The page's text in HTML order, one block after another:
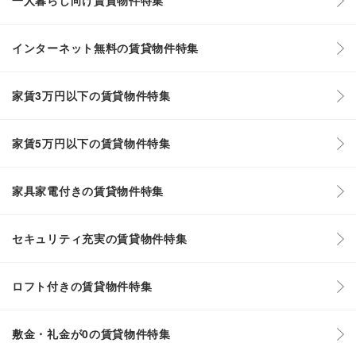
インターネット無料の賃貸物件特集
家賃3万円以下の賃貸物件特集
家賃5万円以下の賃貸物件特集
家具家電付きの賃貸物件特集
セキュリティ充実の賃貸物件特集
ロフト付きの賃貸物件特集
敷金・礼金が0の賃貸物件特集